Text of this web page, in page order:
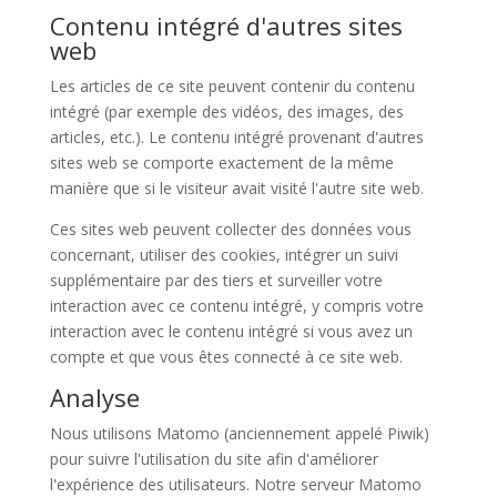
Contenu intégré d'autres sites
web
Les articles de ce site peuvent contenir du contenu
intégré (par exemple des vidéos, des images, des
articles, etc.). Le contenu intégré provenant d'autres
sites web se comporte exactement de la même
manière que si le visiteur avait visité l'autre site web.
Ces sites web peuvent collecter des données vous
concernant, utiliser des cookies, intégrer un suivi
supplémentaire par des tiers et surveiller votre
interaction avec ce contenu intégré, y compris votre
interaction avec le contenu intégré si vous avez un
compte et que vous êtes connecté à ce site web.
Analyse
Nous utilisons Matomo (anciennement appelé Piwik)
pour suivre l'utilisation du site afin d'améliorer
l'expérience des utilisateurs. Notre serveur Matomo